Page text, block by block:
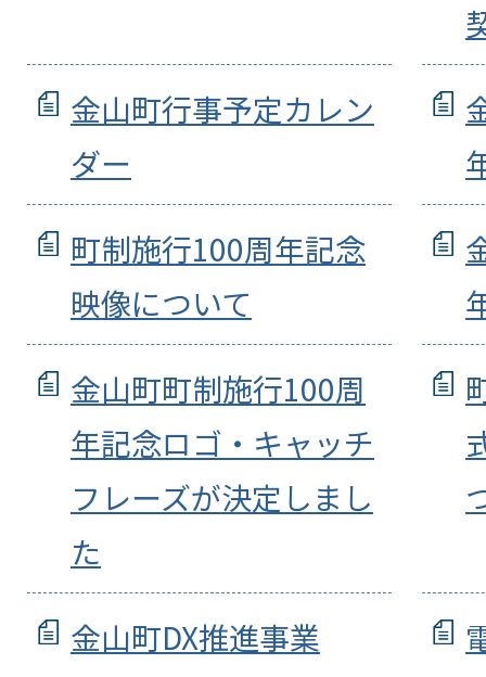
金山町行事予定カレン
ダー
町制施行100周年記念
映像について
金山町町制施行100周
年記念ロゴ・キャッチ
フレーズが決定しまし
た
金山町DX推進事業